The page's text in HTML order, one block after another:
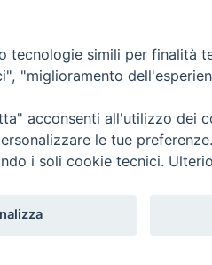
Privacy Policy
- Vita Trentina Editrice
tecnologie simili per finalità
"miglioramento
acconsenti all'utilizzo dei
le tue
i soli cookie tecnici.